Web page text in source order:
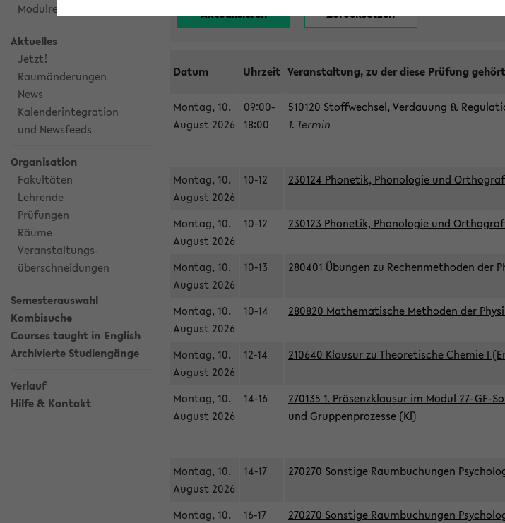
Modulrecherche
Aktuelles
Jetzt!
Raumänderungen
News
Kalenderintegration
und Newsfeeds
Organisation
Fakultäten
Lehrende
Prüfungen
Räume
Veranstaltungs-
überschneidungen
Semesterauswahl
Kombisuche
Courses taught in English
Archivierte Studiengänge
Verlauf
Hilfe & Kontakt
Datum Uhrzeit Veranstaltung, zu der diese Prüfung gehört
Montag, 10.
August 2026
09:00-
18:00
510120 Stoffwechsel, Verdauung &
1. Termin
Montag, 10.
August 2026
10-12 230124 Phonetik, Phonologie und
Montag, 10.
August 2026
10-12 230123 Phonetik, Phonologie und
Montag, 10.
August 2026
10-13 280401 Übungen zu Rechenmethoden der
Montag, 10.
August 2026
10-14 280820 Mathematische Methoden der
Montag, 10.
August 2026
12-14 210640 Klausur zu Theoretische Chemie I
Montag, 10.
August 2026
14-16
270135 1. Präsenzklausur im Modul 27-GF-
und Gruppenprozesse (Kl)
Montag, 10.
August 2026
14-17 270270 Sonstige Raumbuchungen
Montag, 10.
16-17 270270 Sonstige Raumbuchungen